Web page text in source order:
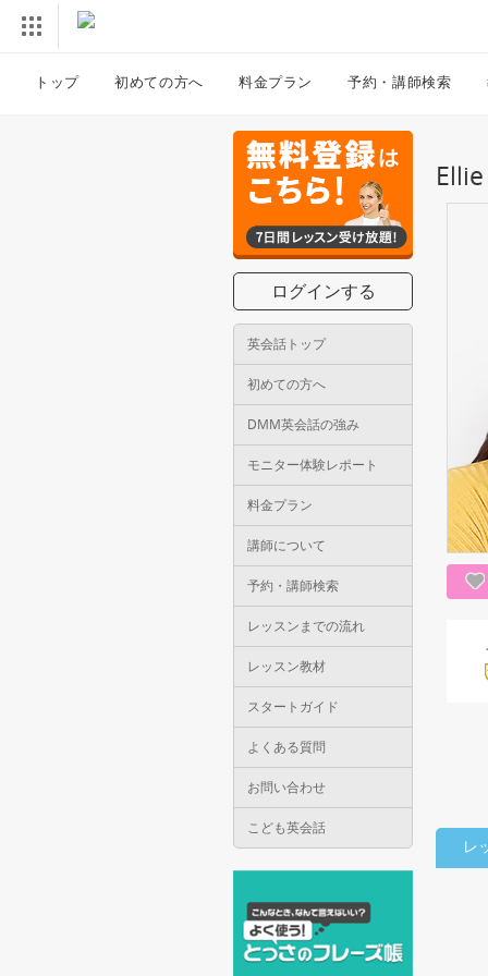
トップ 初めての方へ 料金プラン 予約・講師検索
ログインする
英会話トップ
初めての方へ
DMM英会話の強み
モニター体験レポート
料金プラン
講師について
予約・講師検索
レッスンまでの流れ
レッスン教材
スタートガイド
よくある質問
お問い合わせ
こども英会話
レ